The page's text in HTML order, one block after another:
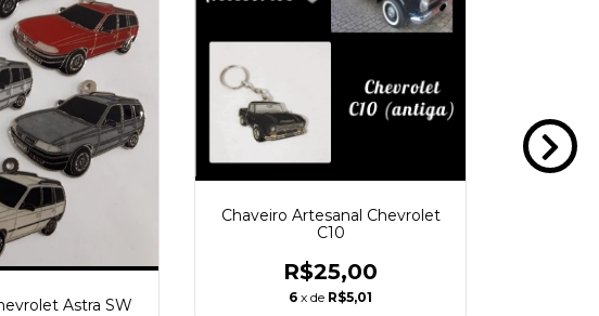
Astra SW
Chaveiro Artesanal Chevrolet
C10
R$25,00
6 x de R$5,01